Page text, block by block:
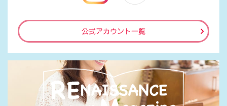
公式アカウント一覧